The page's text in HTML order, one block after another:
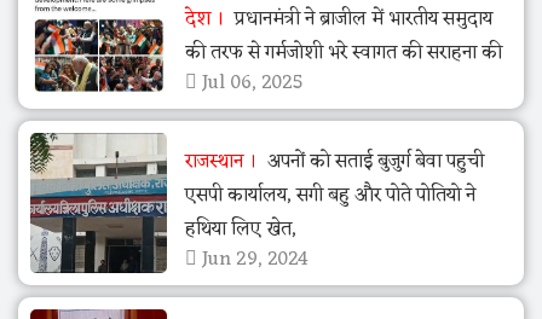
देश
प्रधानमंत्री ने ब्राजील में भारतीय समुदाय
की तरफ से गर्मजोशी भरे स्वागत की सराहना की
Jul 06, 2025
राजस्थान
अपनों को सताई बुजुर्ग बेवा पहुची
एसपी कार्यालय, सगी बहु और पोते पोतियो ने
हथिया लिए खेत,
Jun 29, 2024